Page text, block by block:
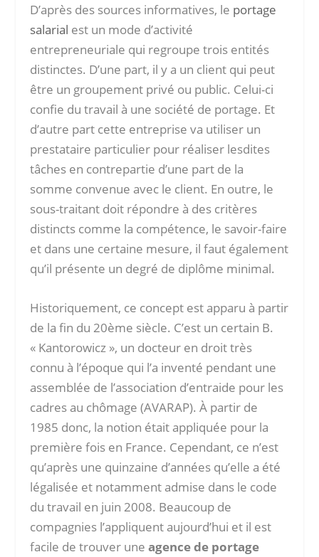
D’après des sources informatives, le portage
salarial est un mode d’activité
entrepreneuriale qui regroupe trois entités
distinctes. D’une part, il y a un client qui peut
être un groupement privé ou public. Celui-ci
confie du travail à une société de portage. Et
d’autre part cette entreprise va utiliser un
prestataire particulier pour réaliser lesdites
tâches en contrepartie d’une part de la
somme convenue avec le client. En outre, le
sous-traitant doit répondre à des critères
distincts comme la compétence, le savoir-faire
et dans une certaine mesure, il faut également
qu’il présente un degré de diplôme minimal.
Historiquement, ce concept est apparu à partir
de la fin du 20ème siècle. C’est un certain B.
« Kantorowicz », un docteur en droit très
connu à l’époque qui l’a inventé pendant une
assemblée de l’association d’entraide pour les
cadres au chômage (AVARAP). À partir de
1985 donc, la notion était appliquée pour la
première fois en France. Cependant, ce n’est
qu’après une quinzaine d’années qu’elle a été
légalisée et notamment admise dans le code
du travail en juin 2008. Beaucoup de
compagnies l’appliquent aujourd’hui et il est
facile de trouver uneagence de portage